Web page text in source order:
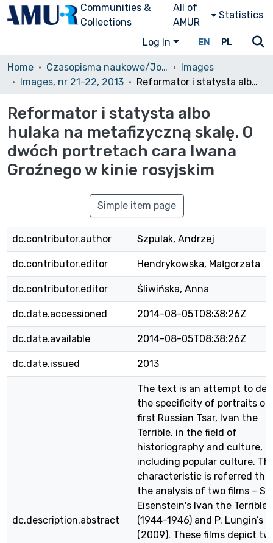
Communities &
Collections
All of
AMUR
Statistics
Log In EN PL
Home Czasopisma naukowe/Journals
Images
Images, nr 21-22, 2013
Reformator i statysta albo hulaka na metafizyczną skalę. O dwóch portretach cara Iwana Groźnego w kinie rosyjskim
Reformator i statysta albo
hulaka na metafizyczną skalę. O
dwóch portretach cara Iwana
Groźnego w kinie rosyjskim
Simple item page
dc.contributor.author Szpulak, Andrzej
dc.contributor.editor Hendrykowska, Małgorzata
dc.contributor.editor Śliwińska, Anna
dc.date.accessioned 2014-08-05T08:38:26Z
dc.date.available 2014-08-05T08:38:26Z
dc.date.issued 2013
dc.description.abstract
The text is an attempt to
the specificity of portraits of
first Russian Tsar, Ivan the
Terrible, in the field of
historiography and culture,
including popular culture.
characteristic is referred
the analysis of two films – S.
Eisenstein's Ivan the Terrible
(1944-1946) and P. Lungin’s
(2009). These films depict